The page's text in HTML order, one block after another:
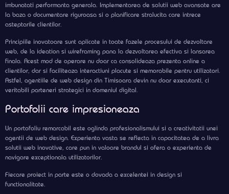
imbunatati performanta generala. Implementarea de solutii web avansate are
la baza o documentare riguroasa si o planificare stralucita care intrece
asteptarile clientilor.
Principiile inovatoare sunt aplicate in toate fazele procesului de dezvoltare
web, de la ideation si wireframing pana la dezvoltarea efectiva si lansarea
finala. Acest mod de operare nu doar ca consolideaza prezenta online a
clientilor, dar si faciliteaza interactiuni placute si memorabile pentru utilizatori.
Astfel, agentiile de web design din Timisoara devin nu doar executanti, ci
veritabili parteneri strategici in domeniul digital.
Portofolii care impresioneaza
Un portofoliu remarcabil este oglinda profesionalismului si a creativitatii unei
agentii de web design. Experienta vasta se reflecta in capacitatea de a livra
solutii web inovative, care pun in valoare brandul si ofera o experienta de
navigare exceptionala utilizatorilor.
Fiecare proiect in parte este o dovada a excelentei in design si
functionalitate.